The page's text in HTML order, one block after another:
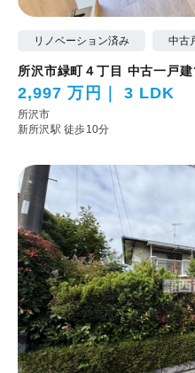
リノベーション済み 中古
所沢市緑町４丁目 中古一戸建
2,997 万円 3 LDK
所沢市
新所沢駅 徒歩10分